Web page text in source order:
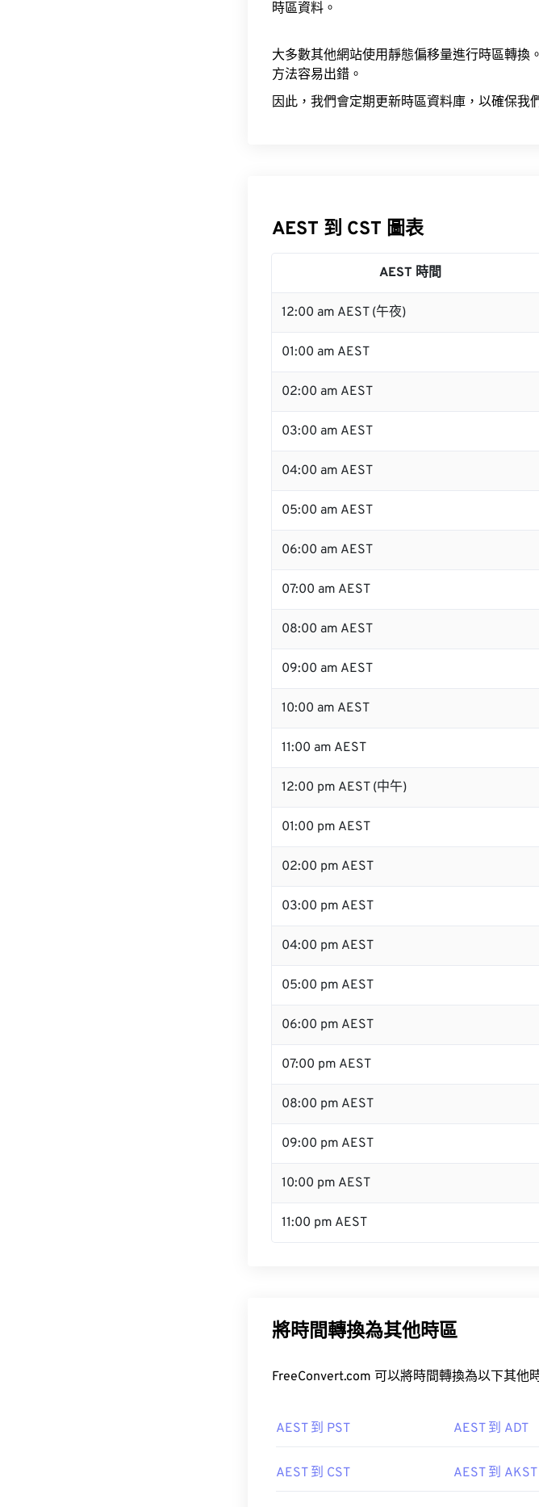
時區資料。
大多數其他網站使用靜態偏移量進行時區轉
方法容易出錯。
因此，我們會定期更新時區資料庫，以確保我
AEST 到 CST 圖表
AEST 時間
12:00 am AEST (午夜)
01:00 am AEST
02:00 am AEST
03:00 am AEST
04:00 am AEST
05:00 am AEST
06:00 am AEST
07:00 am AEST
08:00 am AEST
09:00 am AEST
10:00 am AEST
11:00 am AEST
12:00 pm AEST (中午)
01:00 pm AEST
02:00 pm AEST
03:00 pm AEST
04:00 pm AEST
05:00 pm AEST
06:00 pm AEST
07:00 pm AEST
08:00 pm AEST
09:00 pm AEST
10:00 pm AEST
11:00 pm AEST
將時間轉換為其他時區
FreeConvert.com 可以將時間轉換為以下其他
AEST 到 PST AEST 到 ADT
AEST 到 CST AEST 到 AKST